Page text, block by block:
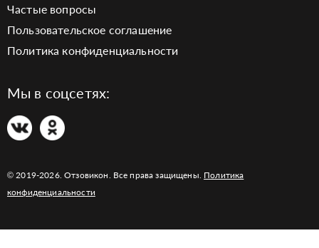
Частые вопросы
Пользовательское соглашение
Политика конфиденциальности
Мы в соцсетях:
© 2019-2026. Отзовикон. Все права защищены. Политика
конфиденциальности